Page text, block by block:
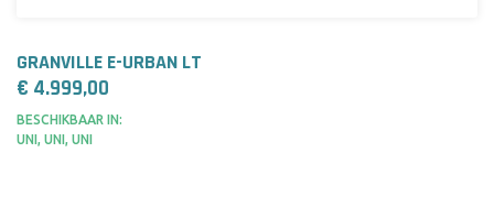
GRANVILLE E-URBAN LT
€ 4.999,00
BESCHIKBAAR IN:
UNI, UNI, UNI